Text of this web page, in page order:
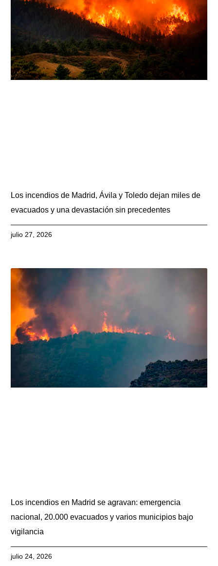
Los incendios de Madrid, Ávila y Toledo dejan miles de
evacuados y una devastación sin precedentes
julio 27, 2026
Los incendios en Madrid se agravan: emergencia
nacional, 20.000 evacuados y varios municipios bajo
vigilancia
julio 24, 2026